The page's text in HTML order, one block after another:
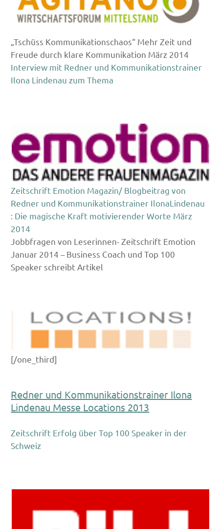
„Tschüss Kommunikationschaos“ Mehr Zeit und
Freude durch klare Kommunikation März 2014
Interview mit Redner und Kommunikationstrainer
Ilona Lindenau zum Thema
Zeitschrift Emotion Magazin/ Blogbeitrag von
Redner und Kommunikationstrainer IlonaLindenau
: Die magische Kraft motivierender Worte März
2014
Jobbfragen von Leserinnen- Zeitschrift Emotion
Januar 2014 – Business Coach und Top 100
Speaker schreibt Artikel
[/one_third]
Redner und Kommunikationstrainer Ilona
Lindenau Messe Locations 2013
Zeitschrift Erfolg über Top 100 Speaker in der
Schweiz